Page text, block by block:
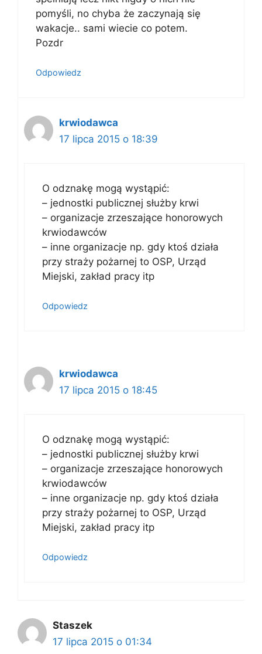
pomyśli, no chyba że zaczynają się
wakacje.. sami wiecie co potem.
Pozdr
Odpowiedz
krwiodawca
17 lipca 2015 o 18:39
O odznakę mogą wystąpić:
– jednostki publicznej służby krwi
– organizacje zrzeszające honorowych
krwiodawców
– inne organizacje np. gdy ktoś działa
przy straży pożarnej to OSP, Urząd
Miejski, zakład pracy itp
Odpowiedz
krwiodawca
17 lipca 2015 o 18:45
O odznakę mogą wystąpić:
– jednostki publicznej służby krwi
– organizacje zrzeszające honorowych
krwiodawców
– inne organizacje np. gdy ktoś działa
przy straży pożarnej to OSP, Urząd
Miejski, zakład pracy itp
Odpowiedz
Staszek
17 lipca 2015 o 01:34